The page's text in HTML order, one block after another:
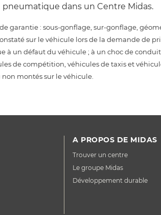
dans un Centre Midas.
garantie : sous-gonflage, sur-gonflage,
sur le véhicule lors de la demande de
à un défaut du véhicule ; à un choc de
de compétition, véhicules de taxis et
non montés sur le véhicule.
A PROPOS DE MIDAS
Trouver un centre
Le groupe Midas
Développement durable